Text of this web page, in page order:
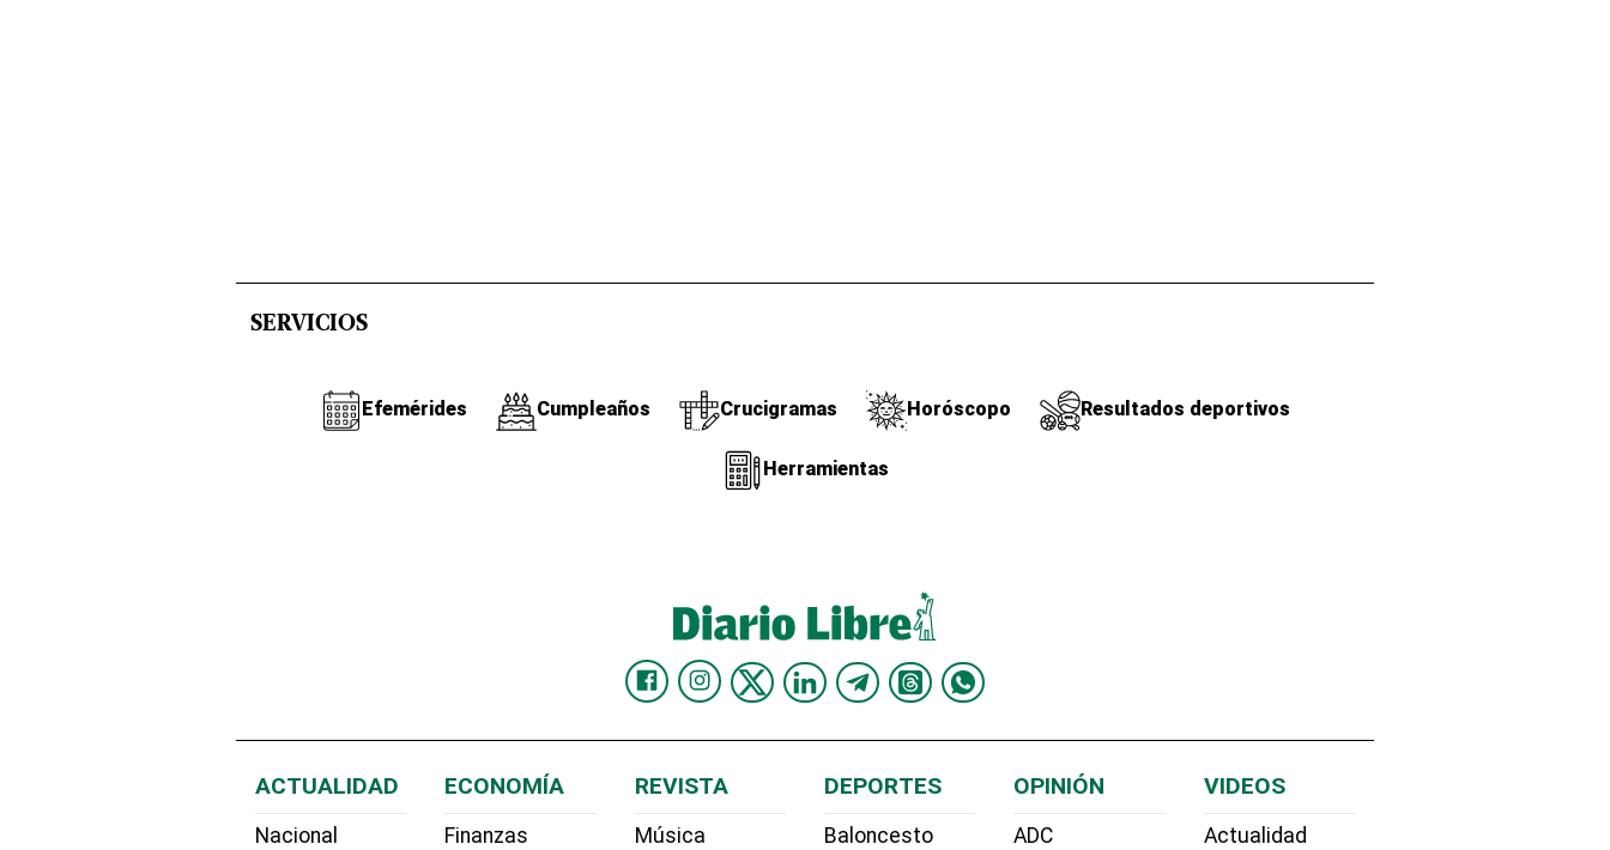
SERVICIOS
Efemérides Cumpleaños Crucigramas Horóscopo Resultados deportivos
Herramientas
ACTUALIDAD
Nacional
ECONOMÍA
Finanzas
REVISTA
Música
DEPORTES
Baloncesto
OPINIÓN
ADC
VIDEOS
Actualidad